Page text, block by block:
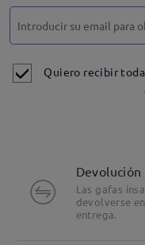
Quiero recibir
Las gafas
devolverse
entrega.